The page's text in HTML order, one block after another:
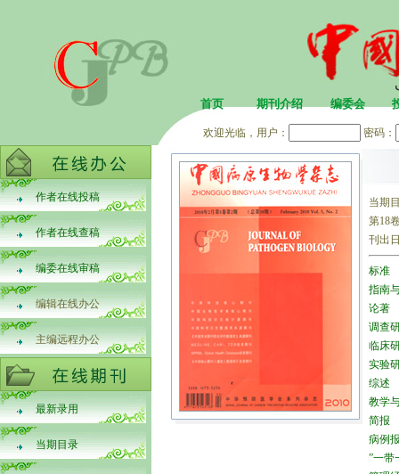
首页 期刊介绍 编委会
欢迎光临，用户： 密码：
作者在线投稿
作者在线查稿
编委在线审稿
编辑在线办公
主编远程办公
最新录用
当期目录
当期
第18
刊出
标准
指南
论著
调查
临床
实验
综述
教学
简报
病例
”一带